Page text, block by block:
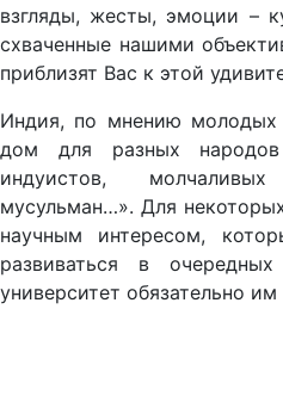
взгляды, жесты, эмоции –
схваченные нашими
приблизят Вас к этой
Индия, по мнению
дом для разных
индуистов,
мусульман…». Для
научным интересом,
развиваться в
университет обязательно